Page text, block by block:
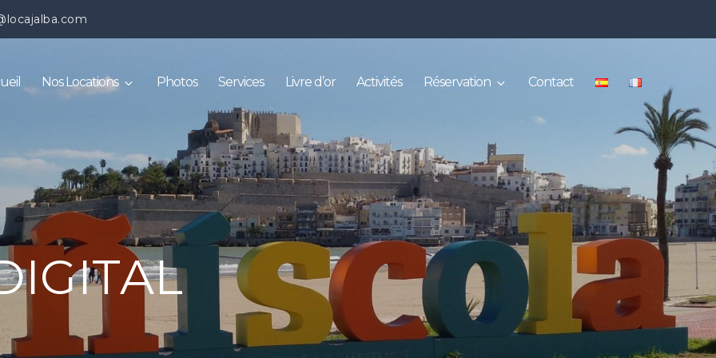
Nos Locations Photos Services Livre d’or Activités Réservation Contact